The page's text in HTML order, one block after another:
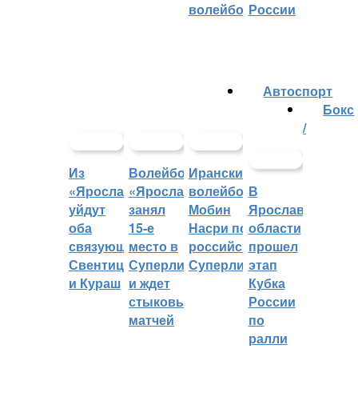
волейболуРоссии
Из
«Ярославича»
уйдут
оба
связующих:
Свентицкис
и Кураш
Волейбольный
«Ярославич»
занял
15-е
место в
Суперлиге
и ждет
стыковых
матчей
Иранский
волейболист
Мобин
Насри покинет
российскую
Суперлигу
Автоспорт
В
Ярославской
области
прошел
этап
Кубка
России
по
ралли
Бокс
/